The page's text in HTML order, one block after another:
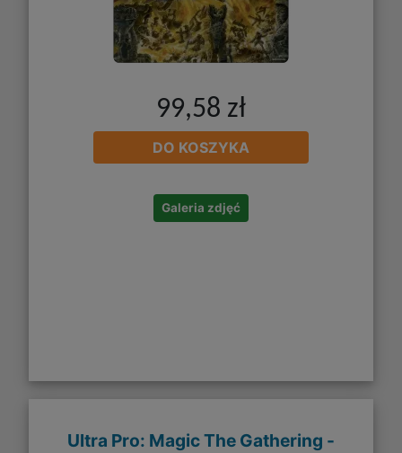
99,58 zł
DO KOSZYKA
Galeria zdjęć
Ultra Pro: Magic The Gathering -